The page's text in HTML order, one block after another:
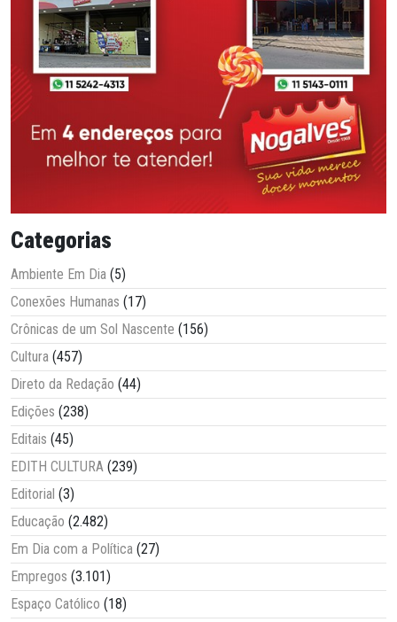
Categorias
Ambiente Em Dia (5)
Conexões Humanas (17)
Crônicas de um Sol Nascente (156)
Cultura (457)
Direto da Redação (44)
Edições (238)
Editais (45)
EDITH CULTURA (239)
Editorial (3)
Educação (2.482)
Em Dia com a Política (27)
Empregos (3.101)
Espaço Católico (18)